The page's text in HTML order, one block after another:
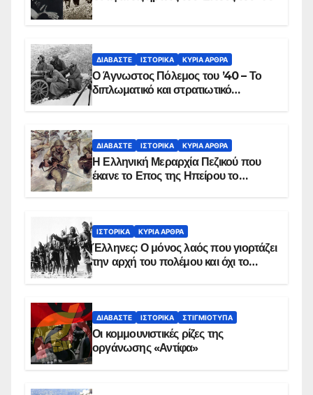
ΔΙΑΒΆΣΤΕ ΙΣΤΟΡΙΚΆ ΚΥΡΙΑ ΑΡΘΡΑ
Ο Άγνωστος Πόλεμος του ’40 – Το
διπλωματικό και στρατιωτικό
ΔΙΑΒΆΣΤΕ ΙΣΤΟΡΙΚΆ ΚΥΡΙΑ ΑΡΘΡΑ
Η Ελληνική Μεραρχία Πεζικού που
έκανε το Επος της Ηπείρου το
ΙΣΤΟΡΙΚΆ ΚΥΡΙΑ ΑΡΘΡΑ
Έλληνες: Ο μόνος λαός που γιορτάζει
την αρχή του πολέμου και όχι το
ΔΙΑΒΆΣΤΕ ΙΣΤΟΡΙΚΆ ΣΤΙΓΜΙΌΤΥΠΑ
Οι κομμουνιστικές ρίζες της
οργάνωσης «Αντίφα»